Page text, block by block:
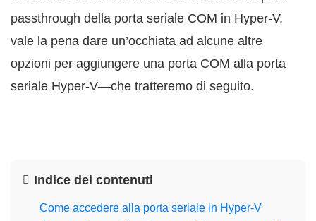
passthrough della porta seriale COM in Hyper-V,
vale la pena dare un’occhiata ad alcune altre
opzioni per aggiungere una porta COM alla porta
seriale Hyper-V—che tratteremo di seguito.
Indice dei contenuti
Come accedere alla porta seriale in Hyper-V